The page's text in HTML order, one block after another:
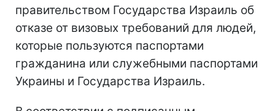
правительством Государства Израиль об
отказе от визовых требований для людей,
которые пользуются паспортами
гражданина или служебными паспортами
Украины и Государства Израиль.